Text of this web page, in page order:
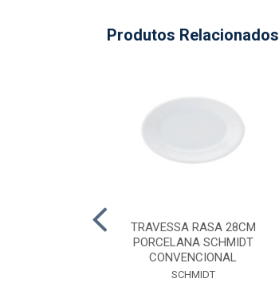
Produtos Relacionados
TRAVESSA RASA 28CM
PORCELANA SCHMIDT
CONVENCIONAL
SCHMIDT